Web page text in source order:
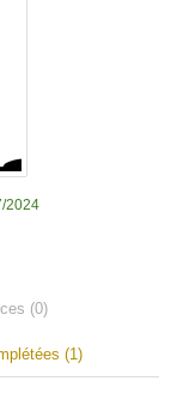
2024
(0)
(1)